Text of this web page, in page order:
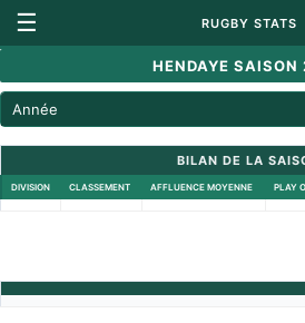
☰ RUGBY STATS
HENDAYE
Année
BILAN DE LA
DIVISION CLASSEMENT AFFLUENCE MOYENNE PLAY